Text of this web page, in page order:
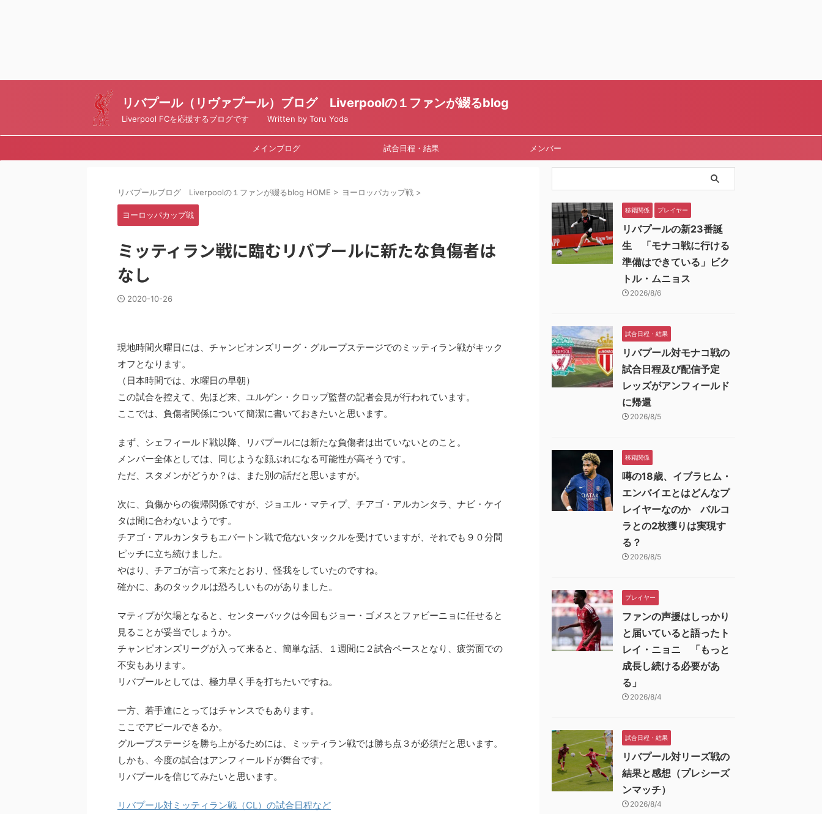
リバプール（リヴァプール）ブログ Liverpoolの１ファンが綴るblog
Liverpool FCを応援するブログです Written by Toru Yoda
メインブログ 試合日程・結果 メンバー
リバプールブログ Liverpoolの１ファンが綴るblog HOME > ヨーロッパカップ戦 >
ヨーロッパカップ戦
ミッティラン戦に臨むリバプールに新たな負傷者は
なし
2020-10-26
現地時間火曜日には、チャンピオンズリーグ・グループステージでのミッティラン戦がキック
オフとなります。
（日本時間では、水曜日の早朝）
この試合を控えて、先ほど来、ユルゲン・クロップ監督の記者会見が行われています。
ここでは、負傷者関係について簡潔に書いておきたいと思います。
まず、シェフィールド戦以降、リバプールには新たな負傷者は出ていないとのこと。
メンバー全体としては、同じような顔ぶれになる可能性が高そうです。
ただ、スタメンがどうか？は、また別の話だと思いますが。
次に、負傷からの復帰関係ですが、ジョエル・マティプ、チアゴ・アルカンタラ、ナビ・ケイ
タは間に合わないようです。
チアゴ・アルカンタラもエバートン戦で危ないタックルを受けていますが、それでも９０分間
ピッチに立ち続けました。
やはり、チアゴが言って来たとおり、怪我をしていたのですね。
確かに、あのタックルは恐ろしいものがありました。
マティプが欠場となると、センターバックは今回もジョー・ゴメスとファビーニョに任せると
見ることが妥当でしょうか。
チャンピオンズリーグが入って来ると、簡単な話、１週間に２試合ペースとなり、疲労面での
不安もあります。
リバプールとしては、極力早く手を打ちたいですね。
一方、若手達にとってはチャンスでもあります。
ここでアピールできるか。
グループステージを勝ち上がるためには、ミッティラン戦では勝ち点３が必須だと思います。
しかも、今度の試合はアンフィールドが舞台です。
リバプールを信じてみたいと思います。
リバプール対ミッティラン戦（CL）の試合日程など
移籍関係 プレイヤー
リバプールの新23番誕
生 「モナコ戦に行ける
準備はできている」ビク
トル・ムニョス
2026/8/6
試合日程・結果
リバプール対モナコ戦の
試合日程及び配信予定
レッズがアンフィールド
に帰還
2026/8/5
移籍関係
噂の18歳、イブラヒム・
エンバイエとはどんなプ
レイヤーなのか バルコ
ラとの2枚獲りは実現す
る？
2026/8/5
プレイヤー
ファンの声援はしっかり
と届いていると語ったト
レイ・ニョニ 「もっと
成長し続ける必要があ
る」
2026/8/4
試合日程・結果
リバプール対リーズ戦の
結果と感想（プレシーズ
ンマッチ）
2026/8/4